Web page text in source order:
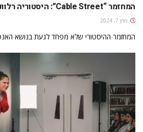
המחזמר “Cable Street”: היסטוריה רלוונטית מתמיד
מרץ 7, 2024
המחזמר ההיסטורי שלא מפחד לגעת בנושא